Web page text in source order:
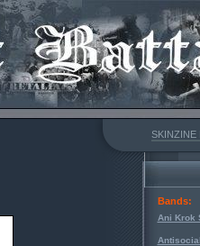
SKINZINE
Bands:
Ani Krok